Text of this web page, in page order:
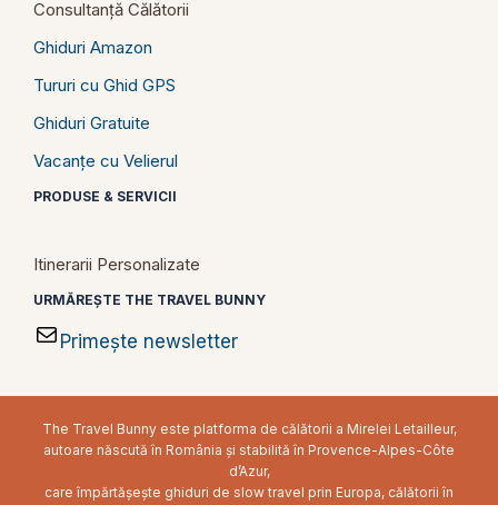
Consultanță Călătorii
Ghiduri Amazon
Tururi cu Ghid GPS
Ghiduri Gratuite
Vacanțe cu Velierul
PRODUSE & SERVICII
Itinerarii Personalizate
URMĂREȘTE THE TRAVEL BUNNY
Primește newsletter
The Travel Bunny este platforma de călătorii a Mirelei Letailleur,
autoare născută în România și stabilită în Provence-Alpes-Côte
d’Azur,
care împărtășește ghiduri de slow travel prin Europa, călătorii în